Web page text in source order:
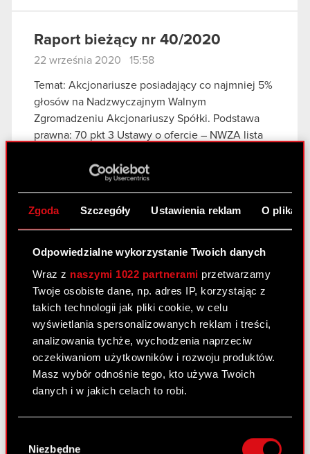
Zgoda Szczegóły Ustawienia reklam O
Odpowiedzialne wykorzystanie Twoich danych
Wraz z naszymi 1022 partnerami przetwarzamy
Twoje osobiste dane, np. adres IP, korzystając z
takich technologii jak pliki cookie, w celu
wyświetlania spersonalizowanych reklam i treści,
analizowania tychże, wychodzenia naprzeciw
oczekiwaniom użytkowników i rozwoju produktów.
Masz wybór odnośnie tego, kto używa Twoich
danych i w jakich celach to robi.
Gromadzić dane dotyczące Twojej
zgody
Niezbędne
Raport bieżący nr 40/2020
22 września 2020 15:58
Temat: Akcjonariusze posiadający co najmniej 5%
głosów na Nadzwyczajnym Walnym
Zgromadzeniu Akcjonariuszy Spółki. Podstawa
prawna: 70 pkt 3 Ustawy o ofercie – NWZA lista
Zarząd Spółki pod firmą CD PROJEKT Spółka
Czytaj dalej
Akcjonariusze powyżej 5% głosów na
Nadzwyczajnym Walnym Zgromadzeniu
Akcjonariuszy
Raport bieżący nr 39/2020
21 września 2020 19:17
Temat: Informacja o transakcjach wykonywanych
przez osoby pełniące obowiązki zarządcze
Podstawa prawna: Art. 19 ust. 3 MAR
Treść raportu:
publicznej wiadomości informację o otrzymanych